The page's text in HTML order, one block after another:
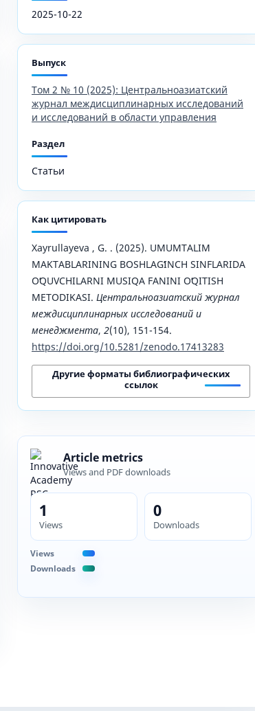
2025-10-22
Выпуск
Том 2 № 10 (2025): Центральноазиатский
журнал междисциплинарных исследований
и исследований в области управления
Раздел
Статьи
Как цитировать
Xayrullayeva , G. . (2025). UMUMTALIM
MAKTABLARINING BOSHLAGʻINCH SINFLARIDA
OʻQUVCHILARNI MUSIQA FANINI OʻQITISH
METODIKASI. Центральноазиатский журнал
междисциплинарных исследований и
менеджмента, 2(10), 151-154.
https://doi.org/10.5281/zenodo.17413283
Другие форматы библиографических
ссылок
Article metrics
Views and PDF downloads
1
Views
0
Downloads
Views
Downloads